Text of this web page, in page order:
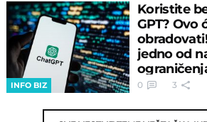
INFO BIZ
Koristite
GPT? Ovo
jedno od
0 3